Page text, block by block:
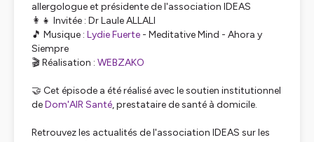
allergologue et présidente de l'association IDEAS
👩‍👧 Invitée : Dr Laule ALLALI
🎵 Musique : Lydie Fuerte - Meditative Mind - Ahora y
Siempre
🎬 Réalisation : WEBZAKO
🤝 Cet épisode a été réalisé avec le soutien institutionnel
deDom'AIR Santé, prestataire de santé à domicile.
Retrouvez les actualités de l'association IDEAS sur les